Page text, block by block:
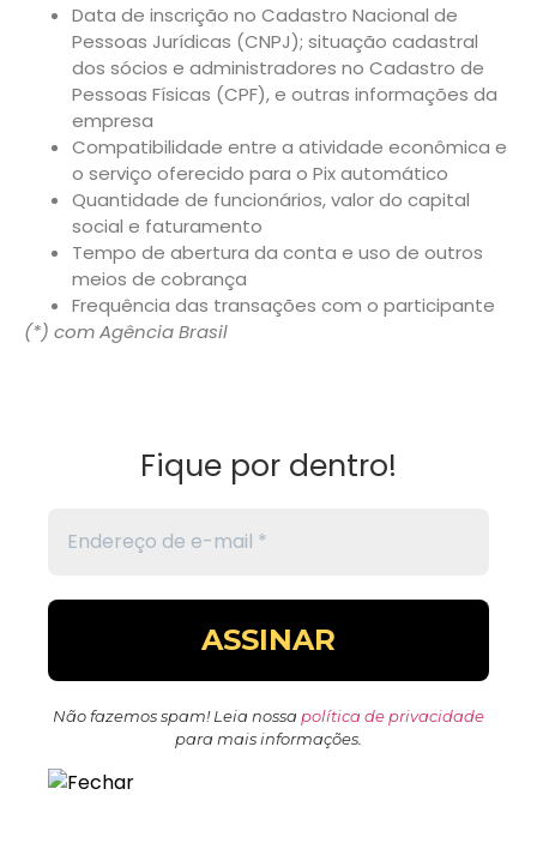
Data de inscrição no Cadastro Nacional de
Pessoas Jurídicas (CNPJ); situação cadastral
dos sócios e administradores no Cadastro de
Pessoas Físicas (CPF), e outras informações da
empresa
Compatibilidade entre a atividade econômica e
o serviço oferecido para o Pix automático
Quantidade de funcionários, valor do capital
social e faturamento
Tempo de abertura da conta e uso de outros
meios de cobrança
Frequência das transações com o participante
(*) com Agência Brasil
Fique por dentro!
Não fazemos spam! Leia nossa política de privacidade
para mais informações.